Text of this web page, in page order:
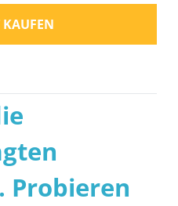
KAUFEN
Probieren